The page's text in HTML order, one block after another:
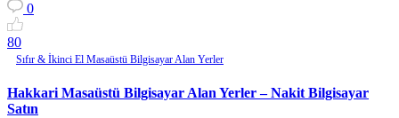
0
80
Sıfır & İkinci El Masaüstü Bilgisayar Alan Yerler
Hakkari Masaüstü Bilgisayar Alan Yerler – Nakit Bilgisayar
Satın